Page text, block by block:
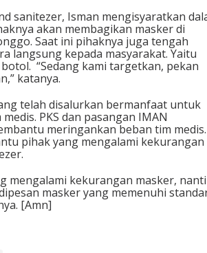
sanitezer, Isman mengisyaratkan
akan membagikan masker di
Saat ini pihaknya juga tengah
langsung kepada masyarakat. Yaitu
“Sedang kami targetkan, pekan
katanya.
telah disalurkan bermanfaat untuk
PKS dan pasangan IMAN
meringankan beban tim medis.
pihak yang mengalami kekurangan
mengalami kekurangan masker, nanti
masker yang memenuhi
[Amn]